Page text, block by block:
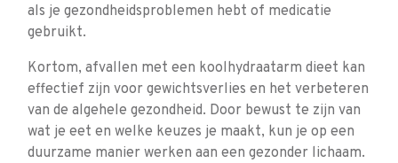
als je gezondheidsproblemen hebt of medicatie
gebruikt.
Kortom, afvallen met een koolhydraatarm dieet kan
effectief zijn voor gewichtsverlies en het verbeteren
van de algehele gezondheid. Door bewust te zijn van
wat je eet en welke keuzes je maakt, kun je op een
duurzame manier werken aan een gezonder lichaam.